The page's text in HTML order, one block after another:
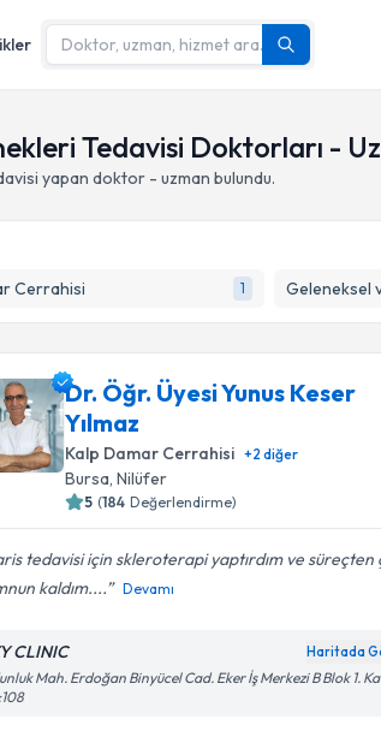
Tedavisi Doktorları -
yapan doktor - uzman bulundu.
Cerrahisi 1 Geleneksel
Dr. Öğr. Üyesi Yunus Keser
Yılmaz
Kalp Damar Cerrahisi +2 diğer
Bursa,Nilüfer
5 (184 Değerlendirme)
tedavisi için skleroterapi yaptırdım ve süreçten
kaldım....
Devamı
CLINIC Haritada
Mah. Erdoğan Binyücel Cad. Eker İş Merkezi B Blok 1.